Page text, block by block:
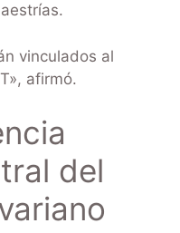
vinculados al
afirmó.
del